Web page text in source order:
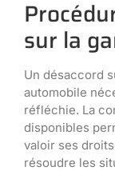
sur la
Un désaccord
automobile
réfléchie. La
disponibles
valoir ses
résoudre les